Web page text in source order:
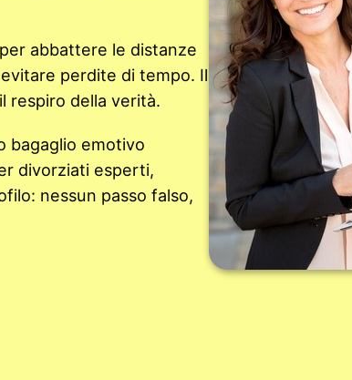
abbattere le distanze
perdite di tempo. Il
respiro della verità.
bagaglio emotivo
divorziati esperti,
nessun passo falso,